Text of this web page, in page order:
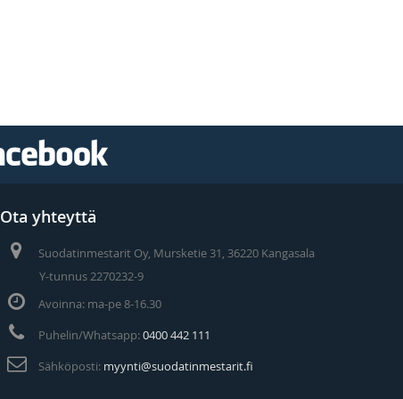
Ota yhteyttä
Suodatinmestarit Oy, Mursketie 31, 36220 Kangasala
Y-tunnus 2270232-9
Avoinna: ma-pe 8-16.30
Puhelin/Whatsapp:0400 442 111
Sähköposti: myynti@suodatinmestarit.fi